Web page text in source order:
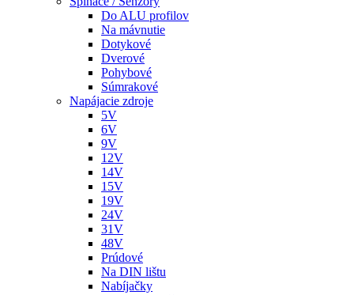
Do ALU profilov
Na mávnutie
Dotykové
Dverové
Pohybové
Súmrakové
Napájacie zdroje
5V
6V
9V
12V
14V
15V
19V
24V
31V
48V
Prúdové
Na DIN lištu
Nabíjačky